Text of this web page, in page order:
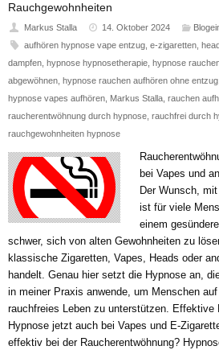
Rauchgewohnheiten
Markus Stalla 14. Oktober 2024
aufhören hypnose vape entzug, e-zigaretten,
dampfen hypnose hypnosetherapie hypnose
abgewöhnen hypnose rauchen aufhören ohne entzug
hypnose vapes aufhören Markus Stalla rauchen
raucherentwöhnung durch hypnose rauchfrei durch
rauchgewohnheiten hypnose
bei Vapes und
Der Wunsch,
ist für viele
einem
schwer, sich von alten Gewohnheiten zu
klassische Zigaretten, Vapes, Heads oder
handelt. Genau hier setzt die Hypnose an,
in meiner Praxis anwende, um Menschen
rauchfreies Leben zu unterstützen. Effektive
Hypnose jetzt auch bei Vapes und E-
effektiv bei der Raucherentwöhnung?